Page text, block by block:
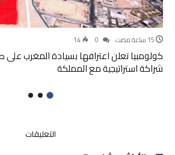
14
كولومبيا تعلن اعترافها بسيادة المغرب على
شراكة استراتيجية مع المملكة
التعليقات